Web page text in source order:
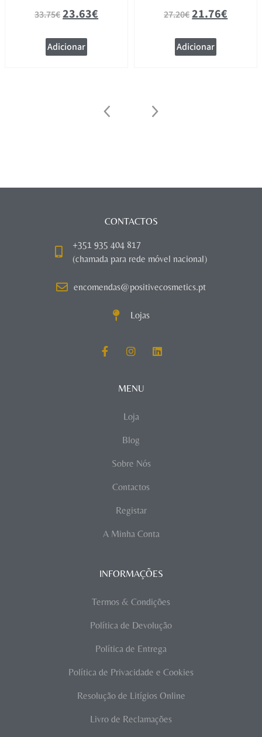
33.75€23.63€
Adicionar
27.20€21.76€
Adicionar
CONTACTOS
+351 935 404 817
(chamada para rede móvel nacional)
encomendas@positivecosmetics.pt
Lojas
MENU
Loja
Blog
Sobre Nós
Contactos
Registar
A Minha Conta
INFORMAÇÕES
Termos & Condições
Política de Devolução
Política de Entrega
Política de Privacidade e Cookies
Resolução de Litígios Online
Livro de Reclamações